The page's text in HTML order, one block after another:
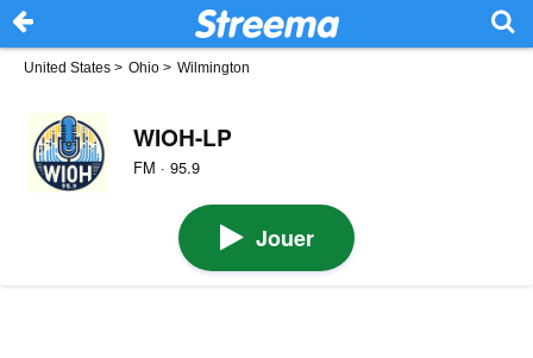
United States > Ohio > Wilmington
WIOH-LP
FM · 95.9
Jouer